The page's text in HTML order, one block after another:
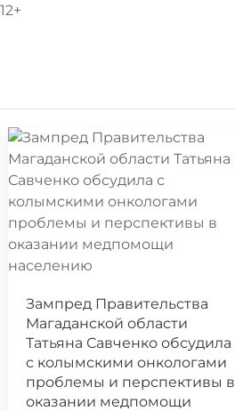
Зампред Правительства
Магаданской области
Татьяна Савченко обсудила
с колымскими онкологами
проблемы и перспективы в
оказании медпомощи